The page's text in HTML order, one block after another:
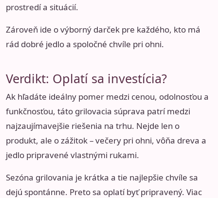
prostredí a situácií.
Zároveň ide o výborný darček pre každého, kto má
rád dobré jedlo a spoločné chvíle pri ohni.
Verdikt: Oplatí sa investícia?
Ak hľadáte ideálny pomer medzi cenou, odolnosťou a
funkčnosťou, táto grilovacia súprava patrí medzi
najzaujímavejšie riešenia na trhu. Nejde len o
produkt, ale o zážitok – večery pri ohni, vôňa dreva a
jedlo pripravené vlastnými rukami.
Sezóna grilovania je krátka a tie najlepšie chvíle sa
dejú spontánne. Preto sa oplatí byť pripravený. Viac